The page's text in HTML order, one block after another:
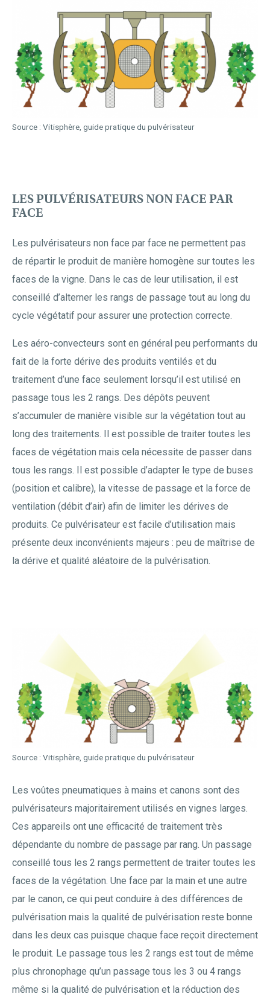
Source : Vitisphère, guide pratique du pulvérisateur
LES PULVÉRISATEURS NON FACE PAR
FACE
Les pulvérisateurs non face par face ne permettent pas
de répartir le produit de manière homogène sur toutes les
faces de la vigne. Dans le cas de leur utilisation, il est
conseillé d’alterner les rangs de passage tout au long du
cycle végétatif pour assurer une protection correcte.
Les aéro-convecteurs sont en général peu performants du
fait de la forte dérive des produits ventilés et du
traitement d’une face seulement lorsqu’il est utilisé en
passage tous les 2 rangs. Des dépôts peuvent
s’accumuler de manière visible sur la végétation tout au
long des traitements. Il est possible de traiter toutes les
faces de végétation mais cela nécessite de passer dans
tous les rangs. Il est possible d’adapter le type de buses
(position et calibre), la vitesse de passage et la force de
ventilation (débit d’air) afin de limiter les dérives de
produits. Ce pulvérisateur est facile d’utilisation mais
présente deux inconvénients majeurs : peu de maîtrise de
la dérive et qualité aléatoire de la pulvérisation.
Source : Vitisphère, guide pratique du pulvérisateur
Les voûtes pneumatiques à mains et canons sont des
pulvérisateurs majoritairement utilisés en vignes larges.
Ces appareils ont une efficacité de traitement très
dépendante du nombre de passage par rang. Un passage
conseillé tous les 2 rangs permettent de traiter toutes les
faces de la végétation. Une face par la main et une autre
par le canon, ce qui peut conduire à des différences de
pulvérisation mais la qualité de pulvérisation reste bonne
dans les deux cas puisque chaque face reçoit directement
le produit. Le passage tous les 2 rangs est tout de même
plus chronophage qu’un passage tous les 3 ou 4 rangs
même si la qualité de pulvérisation et la réduction des